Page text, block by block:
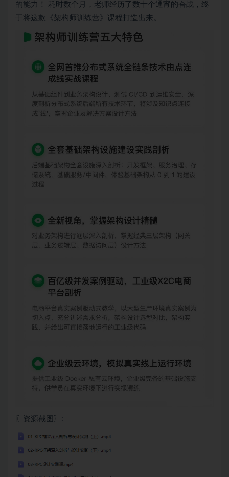
的能力！ 耗时数个月，老师经历了数十个通宵的奋战，终
于将这款《架构师训练营》课程打造出来。
〖资源截图〗: